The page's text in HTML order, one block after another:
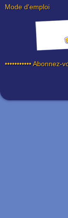
Mode d'emploi
•••••••••••